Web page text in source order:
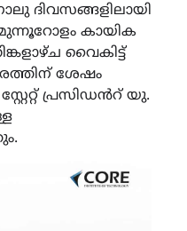
ദിവസങ്ങളിലായി
കായിക
വൈകിട്ട്
ശേഷം
പ്രസിഡൻറ് യു.